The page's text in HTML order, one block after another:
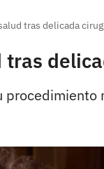
tras delicada